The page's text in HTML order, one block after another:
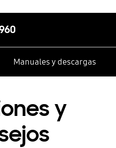
Manuales y descargas
y